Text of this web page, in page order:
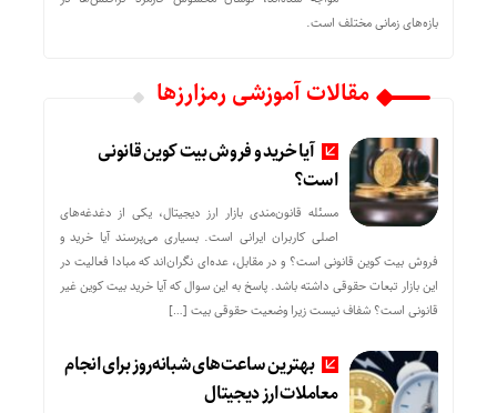
بازه‌های زمانی مختلف است.
مقالات آموزشی رمزارزها
آیا خرید و فروش بیت کوین قانونی
است؟
مسئله قانون‌مندی بازار ارز دیجیتال، یکی از دغدغه‌های
اصلی کاربران ایرانی است. بسیاری می‌پرسند آیا خرید و
فروش بیت کوین قانونی است؟ و در مقابل، عده‌ای نگران‌اند که مبادا فعالیت در
این بازار تبعات حقوقی داشته باشد. پاسخ به این سوال که آیا خرید بیت کوین غیر
قانونی است؟ شفاف نیست زیرا وضعیت حقوقی بیت‌ […]
بهترین ساعت‌های شبانه‌روز برای انجام
معاملات ارز دیجیتال